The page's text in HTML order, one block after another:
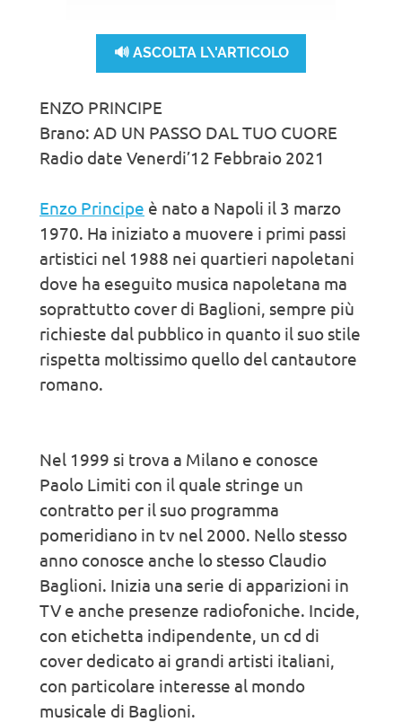
🔊 ASCOLTA L\'ARTICOLO
ENZO PRINCIPE
Brano: AD UN PASSO DAL TUO CUORE
Radio date Venerdi’12 Febbraio 2021
Enzo Principe è nato a Napoli il 3 marzo
1970. Ha iniziato a muovere i primi passi
artistici nel 1988 nei quartieri napoletani
dove ha eseguito musica napoletana ma
soprattutto cover di Baglioni, sempre più
richieste dal pubblico in quanto il suo stile
rispetta moltissimo quello del cantautore
romano.
Nel 1999 si trova a Milano e conosce
Paolo Limiti con il quale stringe un
contratto per il suo programma
pomeridiano in tv nel 2000. Nello stesso
anno conosce anche lo stesso Claudio
Baglioni. Inizia una serie di apparizioni in
TV e anche presenze radiofoniche. Incide,
con etichetta indipendente, un cd di
cover dedicato ai grandi artisti italiani,
con particolare interesse al mondo
musicale di Baglioni.